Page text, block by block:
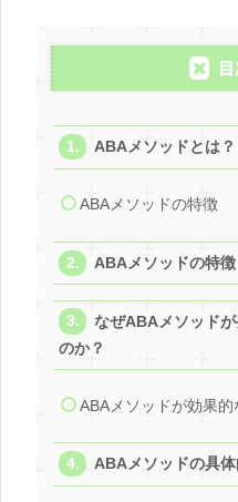
ABAメソッドとは？
ABAメソッドの特徴
ABAメソッドの特
なぜABAメソッド
のか？
ABAメソッドが効果的
ABAメソッドの具